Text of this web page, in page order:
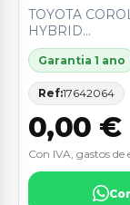
TOYOTA
HYBRID...
Garantia 1 ano
Ref:17642064
0,00 €
Con IVA, gastos